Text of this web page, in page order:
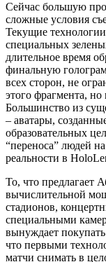
Сейчас большую
сложные условия
Текущие
специальных
длительное время
финальную
всех сторон, не
этого фрагмента,
Большинство из
– аватары,
образовательных
“переноса” людей
реальности в
То, что предлагает
вычислительной
стадионов,
специальными
вынуждает
что первыми
матчи снимать в